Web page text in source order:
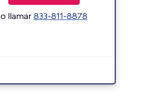
o llamar833-811-8878